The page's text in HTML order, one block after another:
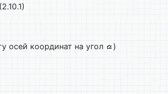
(2.10.1)
осей координат на угол
)